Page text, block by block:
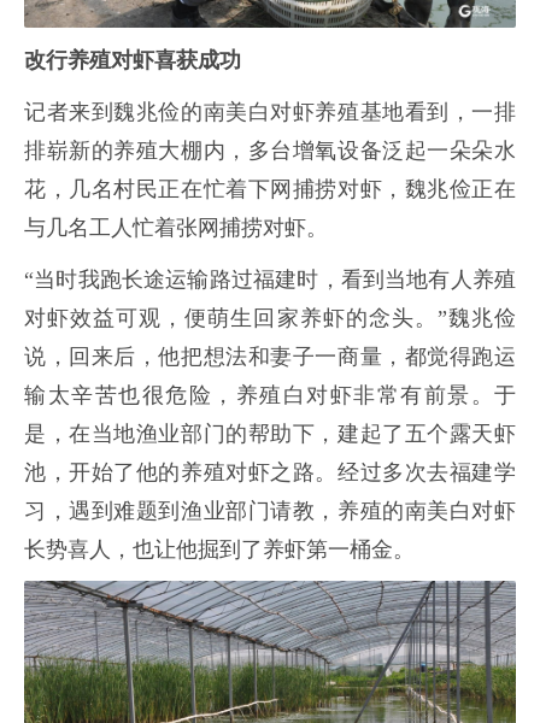
改行养殖对虾喜获成功
记者来到魏兆俭的南美白对虾养殖基地看到，一排
排崭新的养殖大棚内，多台增氧设备泛起一朵朵水
花，几名村民正在忙着下网捕捞对虾，魏兆俭正在
与几名工人忙着张网捕捞对虾。
“当时我跑长途运输路过福建时，看到当地有人养殖
对虾效益可观，便萌生回家养虾的念头。”魏兆俭
说，回来后，他把想法和妻子一商量，都觉得跑运
输太辛苦也很危险，养殖白对虾非常有前景。于
是，在当地渔业部门的帮助下，建起了五个露天虾
池，开始了他的养殖对虾之路。经过多次去福建学
习，遇到难题到渔业部门请教，养殖的南美白对虾
长势喜人，也让他掘到了养虾第一桶金。